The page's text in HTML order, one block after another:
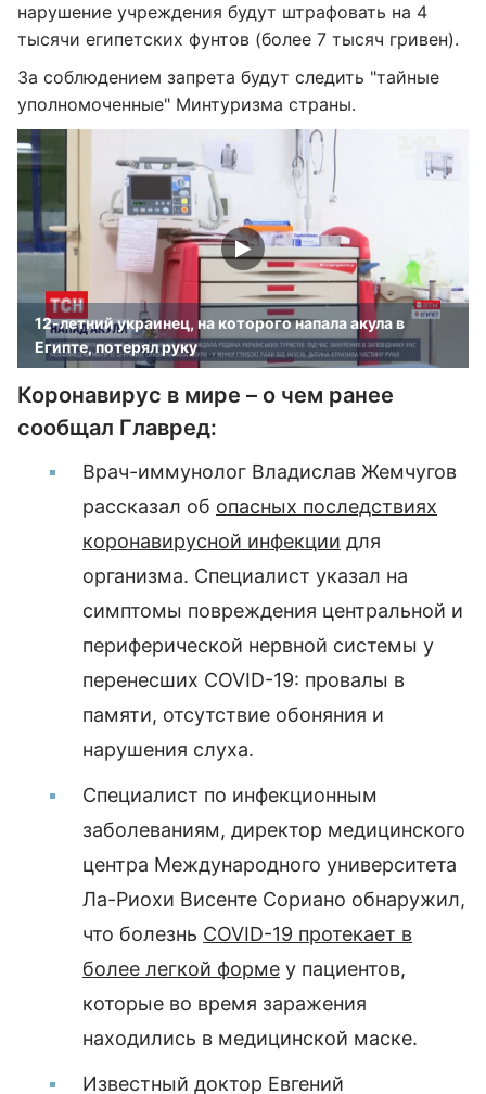
нарушение учреждения будут штрафовать на 4
тысячи египетских фунтов (более 7 тысяч гривен).
За соблюдением запрета будут следить "тайные
уполномоченные" Минтуризма страны.​
12-летний украинец, на которого напала акула в
Египте, потерял руку
Коронавирус в мире – о чем ранее
сообщал Главред:
Врач-иммунолог Владислав Жемчугов
рассказал об опасных последствиях
коронавирусной инфекции для
организма. Специалист указал на
симптомы повреждения центральной и
периферической нервной системы у
перенесших COVID-19: провалы в
памяти, отсутствие обоняния и
нарушения слуха.
Специалист по инфекционным
заболеваниям, директор медицинского
центра Международного университета
Ла-Риохи Висенте Сориано обнаружил,
что болезнь COVID-19 протекает в
более легкой форме у пациентов,
которые во время заражения
находились в медицинской маске.
Известный доктор Евгений